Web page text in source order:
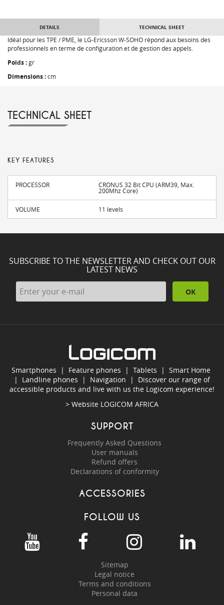
DETAILS TECHNICAL SHEET
Idéal pour les TPE / PME, le LG-Ericsson W-SOHO répond aux besoins des
professionnels en terme de configuration et de gestion des appels.
Poids :gr
Dimensions :cm
TECHNICAL SHEET
KEY FEATURES
PROCESSOR CRONUS 32 Bit CPU (ARM39, Max.
200Mhz Core)
VOLUME 11 levels
SUBSCRIBE TO THE NEWSLETTER AND CHECK OUT OUR
LATEST NEWS
OK
Smartphones | Feature phones | Tablets | Smart Home
| Landline phones | Navigation | Discover our range of
accessible products and live with us the Logicom experience!
> Website LOGICOM AFRICA
SUPPORT
Frequently Asked Questions
User manuals
Refund offers
Declarations of conformity
ACCESSORIES
FOLLOW US
Sitemap
Legal notice
Terms and conditions
Personal data